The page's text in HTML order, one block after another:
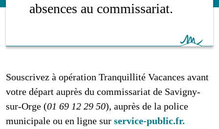
absences au commissariat.
Souscrivez à opération Tranquillité Vacances avant
votre départ auprès du commissariat de Savigny-
sur-Orge (01 69 12 29 50), auprès de la police
municipale ou en ligne sur service-public.fr.